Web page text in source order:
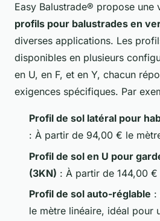
Easy Balustrade® propose une
profils pour balustrades en
diverses applications. Les
disponibles en plusieurs
en U, en F, et en Y, chacun
exigences spécifiques. Par
Profil de sol latéral pour
: À partir de 94,00 € le
Profil de sol en U pour
(3KN) : À partir de 144,00
Profil de sol auto-réglable :
le mètre linéaire, idéal pour